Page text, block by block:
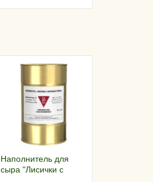
Наполнитель для
сыра "Лисички с